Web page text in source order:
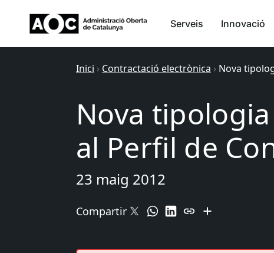
Serveis Innovació
Inici › Contractació electrònica › Nova
Nova
al Perfil de
23 maig 2012
Compartir